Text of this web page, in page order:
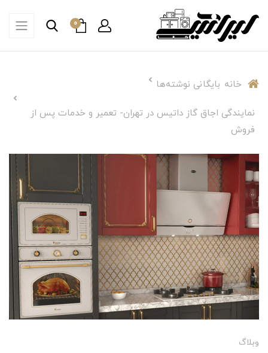
0
خانه بایگانی نوشته‌ها
نمایندگی اجاق گاز داتیس در تهران- تعمیر و خدمات پس از
فروش
وبلاگ